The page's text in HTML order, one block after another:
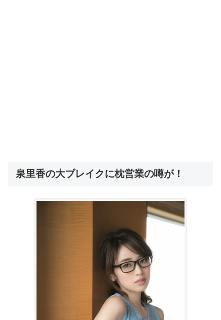
泉里香の大ブレイクに枕営業の噂が！